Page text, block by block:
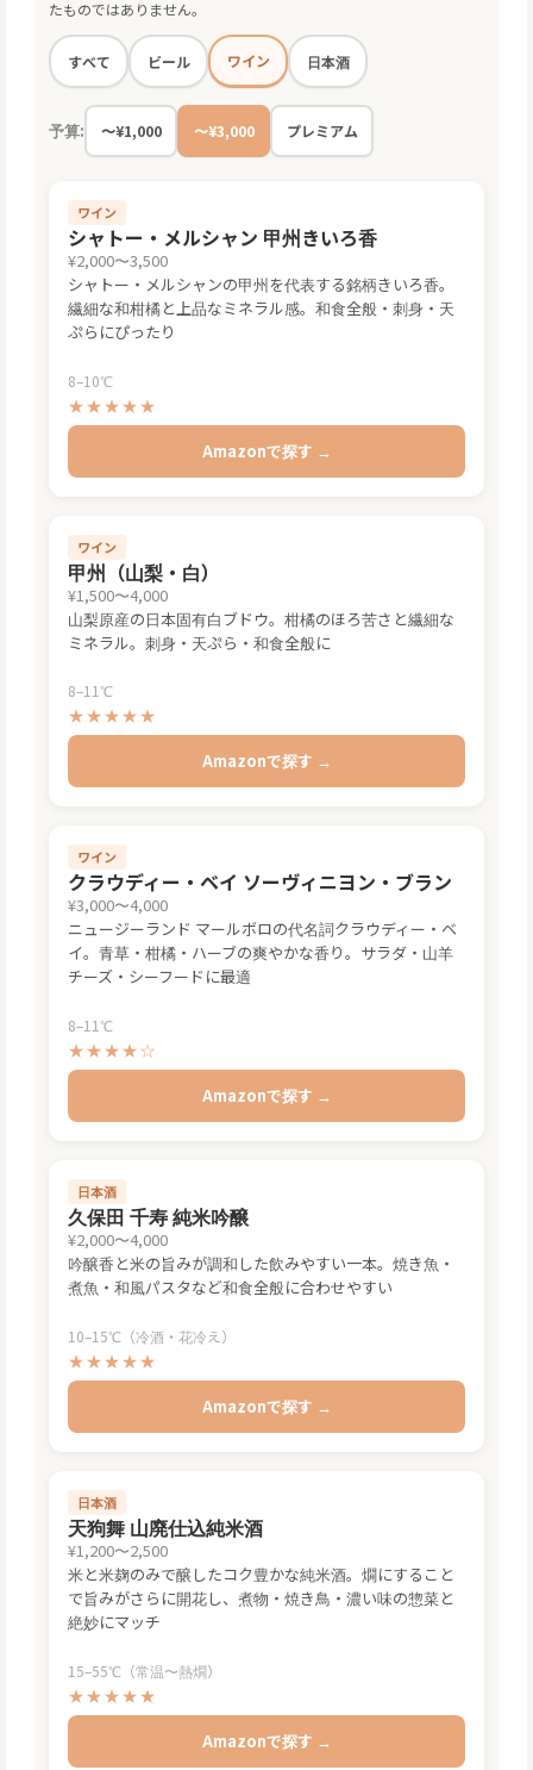
たものではありません。
すべて ビール ワイン 日本酒
予算: 〜¥1,000 〜¥3,000 プレミアム
ワイン
シャトー・メルシャン 甲州きいろ香
¥2,000〜3,500
シャトー・メルシャンの甲州を代表する銘柄きいろ香。
繊細な和柑橘と上品なミネラル感。和食全般・刺身・天
ぷらにぴったり
8–10℃
★★★★★
Amazonで探す →
ワイン
甲州（山梨・白）
¥1,500〜4,000
山梨原産の日本固有白ブドウ。柑橘のほろ苦さと繊細な
ミネラル。刺身・天ぷら・和食全般に
8–11℃
★★★★★
Amazonで探す →
ワイン
クラウディー・ベイ ソーヴィニヨン・ブラン
¥3,000〜4,000
ニュージーランド マールボロの代名詞クラウディー・ベ
イ。青草・柑橘・ハーブの爽やかな香り。サラダ・山羊
チーズ・シーフードに最適
8–11℃
★★★★☆
Amazonで探す →
日本酒
久保田 千寿 純米吟醸
¥2,000〜4,000
吟醸香と米の旨みが調和した飲みやすい一本。焼き魚・
煮魚・和風パスタなど和食全般に合わせやすい
10–15℃（冷酒・花冷え）
★★★★★
Amazonで探す →
日本酒
天狗舞 山廃仕込純米酒
¥1,200〜2,500
米と米麹のみで醸したコク豊かな純米酒。燗にすること
で旨みがさらに開花し、煮物・焼き鳥・濃い味の惣菜と
絶妙にマッチ
15–55℃（常温〜熱燗）
★★★★★
Amazonで探す →